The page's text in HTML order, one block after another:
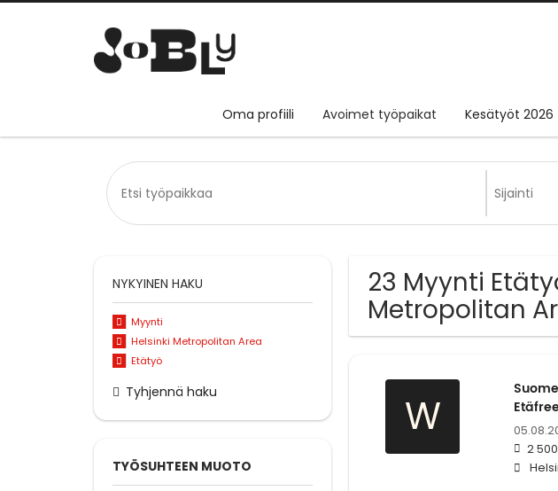
Oma profiili Avoimet työpaikat Kesätyöt 2026
23 Myynti
Metropolitan
W
2
NYKYINEN HAKU
Myynti
Helsinki Metropolitan Area
Etätyö
Tyhjennä haku
TYÖSUHTEEN MUOTO